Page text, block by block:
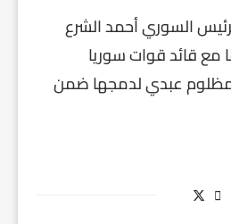
السوري أحمد الشرع
مع قائد قوات سوريا
عبدي لدمجها ضمن